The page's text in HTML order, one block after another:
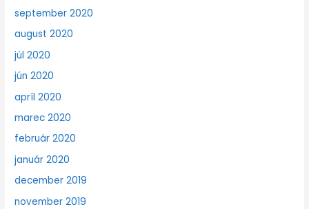
september 2020
august 2020
júl 2020
jún 2020
apríl 2020
marec 2020
február 2020
január 2020
december 2019
november 2019